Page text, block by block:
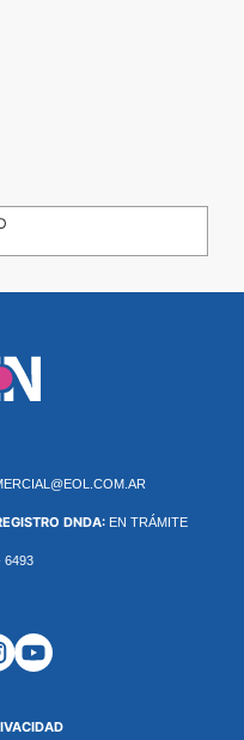
DNDA: EN TRÁMITE
6493